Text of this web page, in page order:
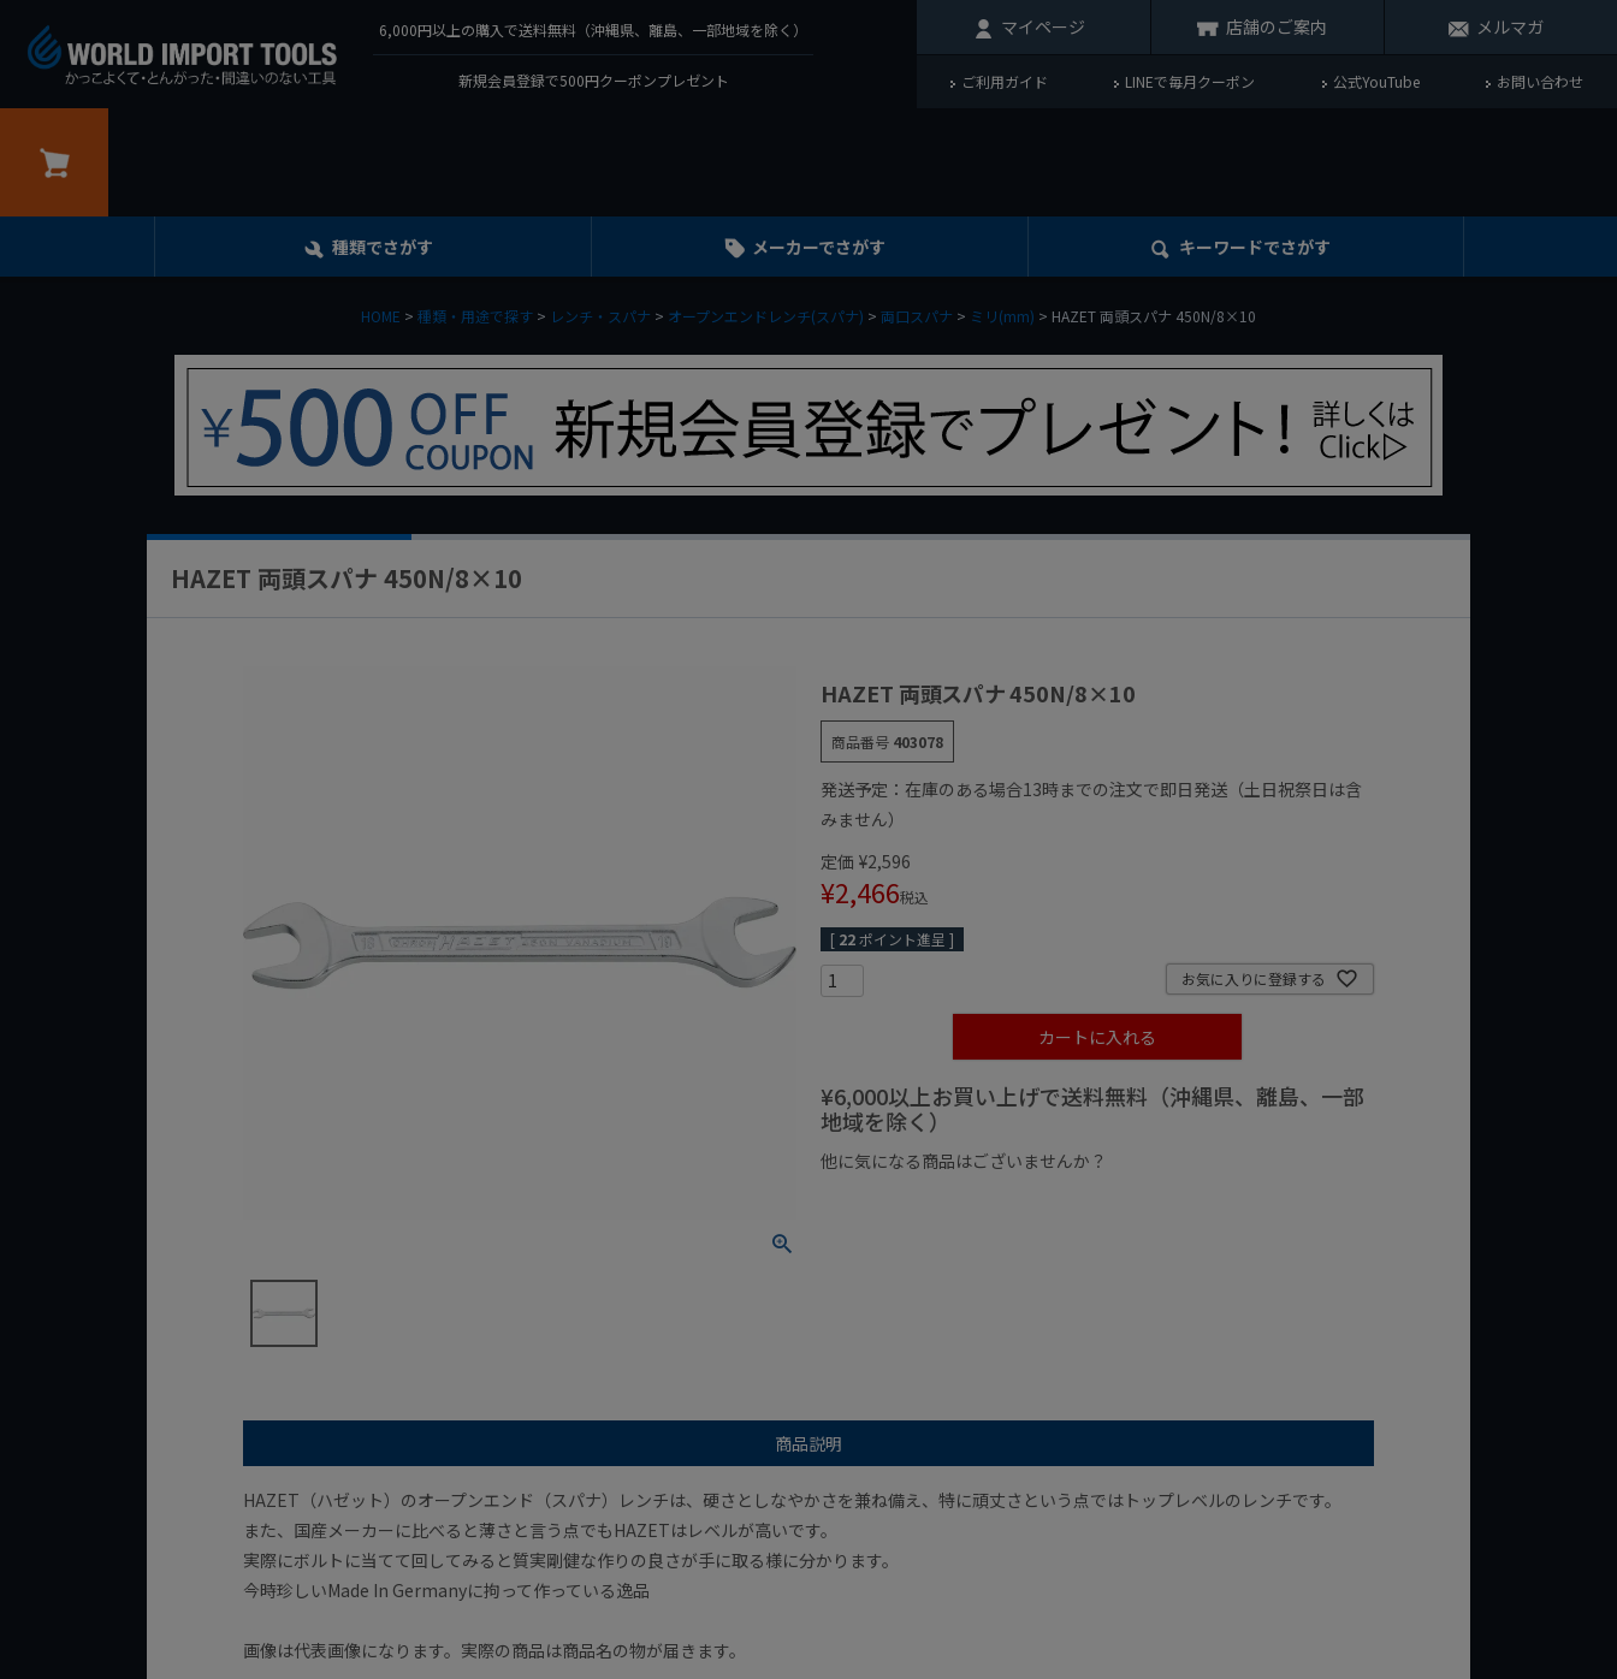
6,000円以上の購入で送料無料（沖縄県、離島、一部地域を除く）
新規会員登録で500円クーポンプレゼント
マイページ 店舗のご案内 メルマガ
ご利用ガイド LINEで毎月クーポン 公式YouTube お問い合わせ
種類でさがす メーカーでさがす キーワードでさがす
HOME 種類・用途で探す レンチ・スパナ オープンエンドレンチ(スパナ) 両口スパナ ミリ(mm) HAZET 両頭スパナ 450N/8×10
HAZET 両頭スパナ 450N/8×10
HAZET 両頭スパナ 450N/8×10
商品番号 403078
発送予定：在庫のある場合13時までの注文で即日発送（土日祝祭日は含
みません）
定価 ¥2,596
¥2,466税込
[ 22ポイント進呈 ]
お気に入りに登録する
カートに入れる
¥6,000以上お買い上げで送料無料（沖縄県、離島、一部
地域を除く）
他に気になる商品はございませんか？
商品説明
HAZET（ハゼット）のオープンエンド（スパナ）レンチは、硬さとしなやかさを兼ね備え、特に頑丈さという点ではトップレベルのレンチです。
また、国産メーカーに比べると薄さと言う点でもHAZETはレベルが高いです。
実際にボルトに当てて回してみると質実剛健な作りの良さが手に取る様に分かります。
今時珍しいMade In Germanyに拘って作っている逸品
画像は代表画像になります。実際の商品は商品名の物が届きます。